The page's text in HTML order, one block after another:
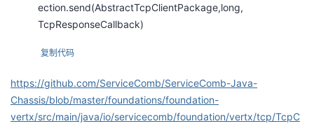
ection.send(AbstractTcpClientPackage,long,
TcpResponseCallback)
复制代码
https://github.com/ServiceComb/ServiceComb-Java-
Chassis/blob/master/foundations/foundation-
vertx/src/main/java/io/servicecomb/foundation/vertx/tcp/TcpC